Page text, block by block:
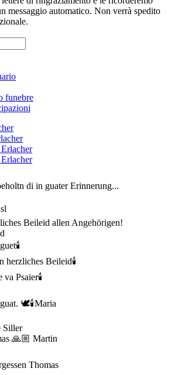
messaggio automatico. Non verrà spedito
funebre
di in guater Erinnerung...
Beileid allen Angehörigen!
herzliches Beileid🕯
va Psaier🕯
guat. 🕊️🕯️Maria
Siller
🙏🏼 Martin
Thomas